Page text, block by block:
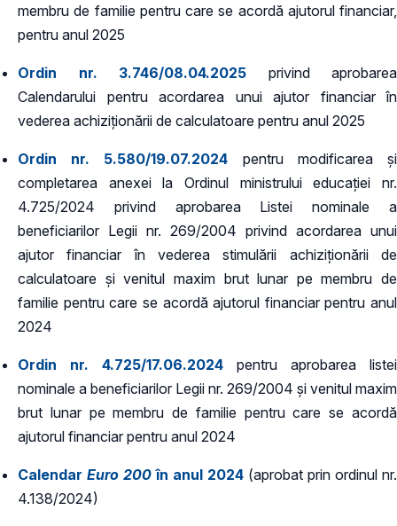
membru de familie pentru care se acordă ajutorul financiar,
pentru anul 2025
Ordin nr. 3.746/08.04.2025
privind aprobarea
Calendarului pentru acordarea unui ajutor financiar în
vederea achiziționării de calculatoare pentru anul 2025
Ordin nr. 5.580/19.07.2024 pentru modificarea și
completarea anexei la Ordinul ministrului educației nr.
4.725/2024 privind aprobarea Listei nominale a
beneficiarilor Legii nr. 269/2004 privind acordarea unui
ajutor financiar în vederea stimulării achiziționării de
calculatoare și venitul maxim brut lunar pe membru de
familie pentru care se acordă ajutorul financiar pentru anul
2024
Ordin nr. 4.725/17.06.2024 pentru aprobarea listei
nominale a beneficiarilor Legii nr. 269/2004 și venitul maxim
brut lunar pe membru de familie pentru care se acordă
ajutorul financiar pentru anul 2024
Calendar Euro 200 în anul 2024 (aprobat prin ordinul nr.
4.138/2024)